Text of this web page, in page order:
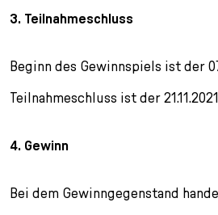
3. Teilnahmeschluss
Beginn des Gewinnspiels ist der
Teilnahmeschluss ist der
4. Gewinn
Bei dem Gewinngegenstand